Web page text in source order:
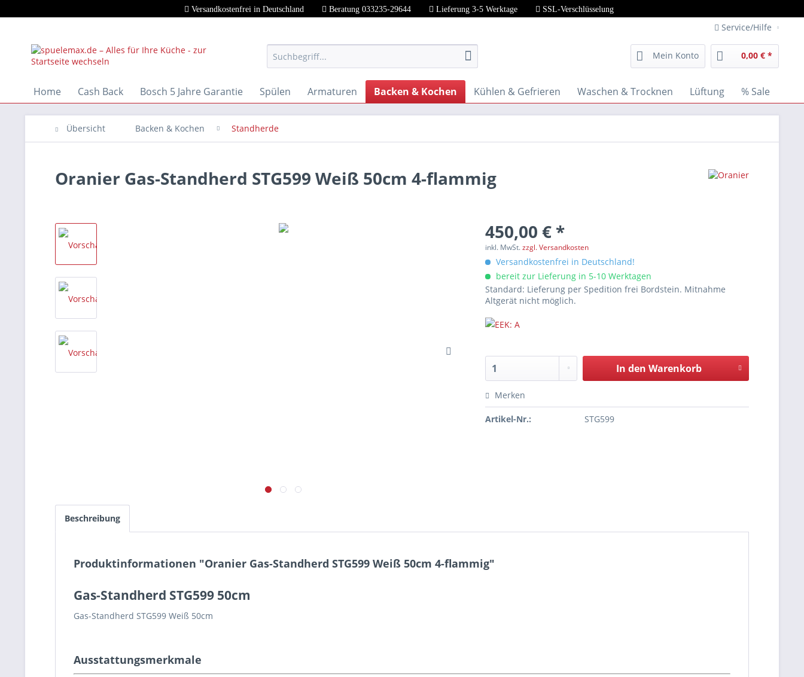
Versandkostenfrei in Deutschland Beratung 033235-29644 Lieferung 3-5 Werktage SSL-Verschlüsselung
Service/Hilfe
Mein Konto 0,00 € *
Home Cash Back Bosch 5 Jahre Garantie Spülen Armaturen Backen & Kochen Kühlen & Gefrieren Waschen & Trocknen Lüftung % Sale
Übersicht Backen & Kochen Standherde
Oranier Gas-Standherd STG599 Weiß 50cm 4-flammig
450,00 € *
inkl. MwSt.zzgl. Versandkosten
Versandkostenfrei in Deutschland!
bereit zur Lieferung in 5-10 Werktagen
Standard: Lieferung per Spedition frei Bordstein. Mitnahme
Altgerät nicht möglich.
In den Warenkorb
Merken
Artikel-Nr.: STG599
Beschreibung
Produktinformationen "Oranier Gas-Standherd STG599 Weiß 50cm 4-flammig"
Gas-Standherd STG599 50cm
Gas-Standherd STG599 Weiß 50cm
Ausstattungsmerkmale